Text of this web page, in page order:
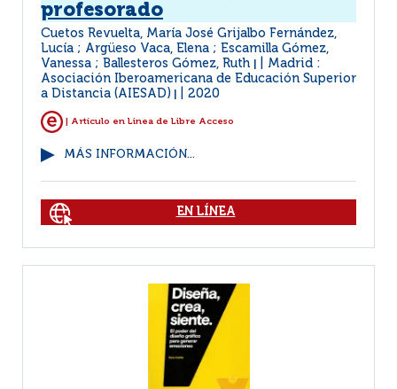
profesorado
Cuetos Revuelta, María José Grijalbo Fernández,
Lucía ; Argüeso Vaca, Elena ; Escamilla Gómez,
Vanessa ; Ballesteros Gómez, Ruth
Madrid :
Asociación Iberoamericana de Educación Superior
a Distancia (AIESAD)
2020
| Artículo en Linea de Libre Acceso
MÁS INFORMACIÓN...
EN LÍNEA